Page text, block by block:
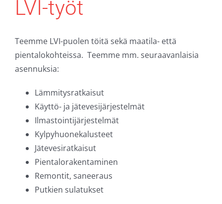
LVI-työt
Teemme LVI-puolen töitä sekä maatila- että
pientalokohteissa. Teemme mm. seuraavanlaisia
asennuksia:
Lämmitysratkaisut
Käyttö- ja jätevesijärjestelmät
Ilmastointijärjestelmät
Kylpyhuonekalusteet
Jätevesiratkaisut
Pientalorakentaminen
Remontit, saneeraus
Putkien sulatukset